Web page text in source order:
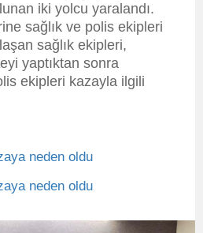
iki yolcu yaralandı.
sağlık ve polis ekipleri
sağlık ekipleri,
yaptıktan sonra
ekipleri kazayla ilgili